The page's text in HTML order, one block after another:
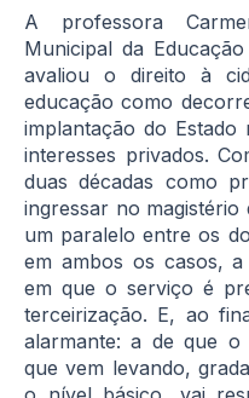
A professora
Municipal da
avaliou o direito à
educação como
implantação do
interesses privados.
duas décadas como
ingressar no
um paralelo entre os
em ambos os casos,
em que o serviço é
terceirização. E, ao
alarmante: a de que o
que vem levando,